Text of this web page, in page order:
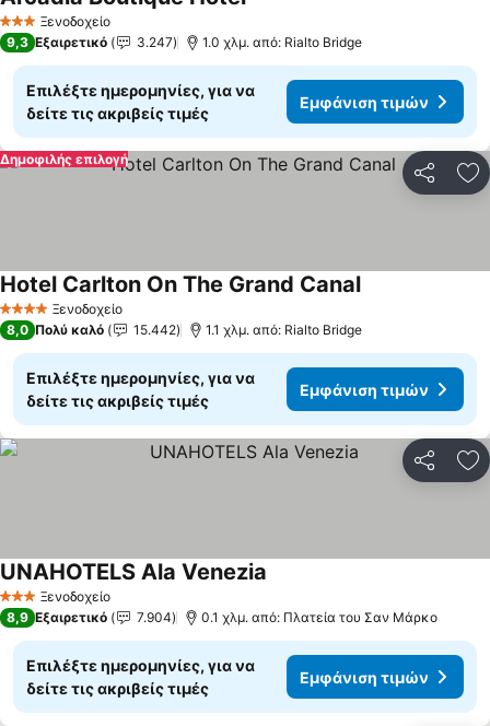
3 ΑστέριαΞενοδοχείο
Εμφάνιση τιμών
9,3 Εξαιρετικό 3.247 1.0 χλμ. από: Rialto Bridge
Επιλέξτε ημερομηνίες, για να
δείτε τις ακριβείς τιμές
Εμφάνιση τιμών
Δημοφιλής επιλογή
4 ΑστέριαΞενοδοχείο
Hotel Carlton On The Grand CanalΕμφάνιση
8,0 Πολύ καλό 15.442 1.1 χλμ. από: Rialto Bridge
Επιλέξτε ημερομηνίες, για να
δείτε τις ακριβείς τιμές
Εμφάνιση τιμών
3 ΑστέριαΞενοδοχείο
UNAHOTELS Ala Venezia
8,9 Εξαιρετικό 7.904 0.1 χλμ. από: Πλατεία του Σαν Μάρκο
Επιλέξτε ημερομηνίες, για να
δείτε τις ακριβείς τιμές
Εμφάνιση τιμών